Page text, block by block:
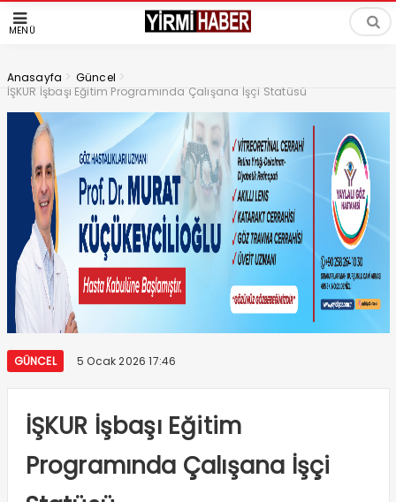
MENÜ
Anasayfa > Güncel >
İŞKUR İşbaşı Eğitim Programında Çalışana İşçi Statüsü
GÜNCEL 5 Ocak 2026 17:46
İŞKUR İşbaşı Eğitim
Programında Çalışana İşçi